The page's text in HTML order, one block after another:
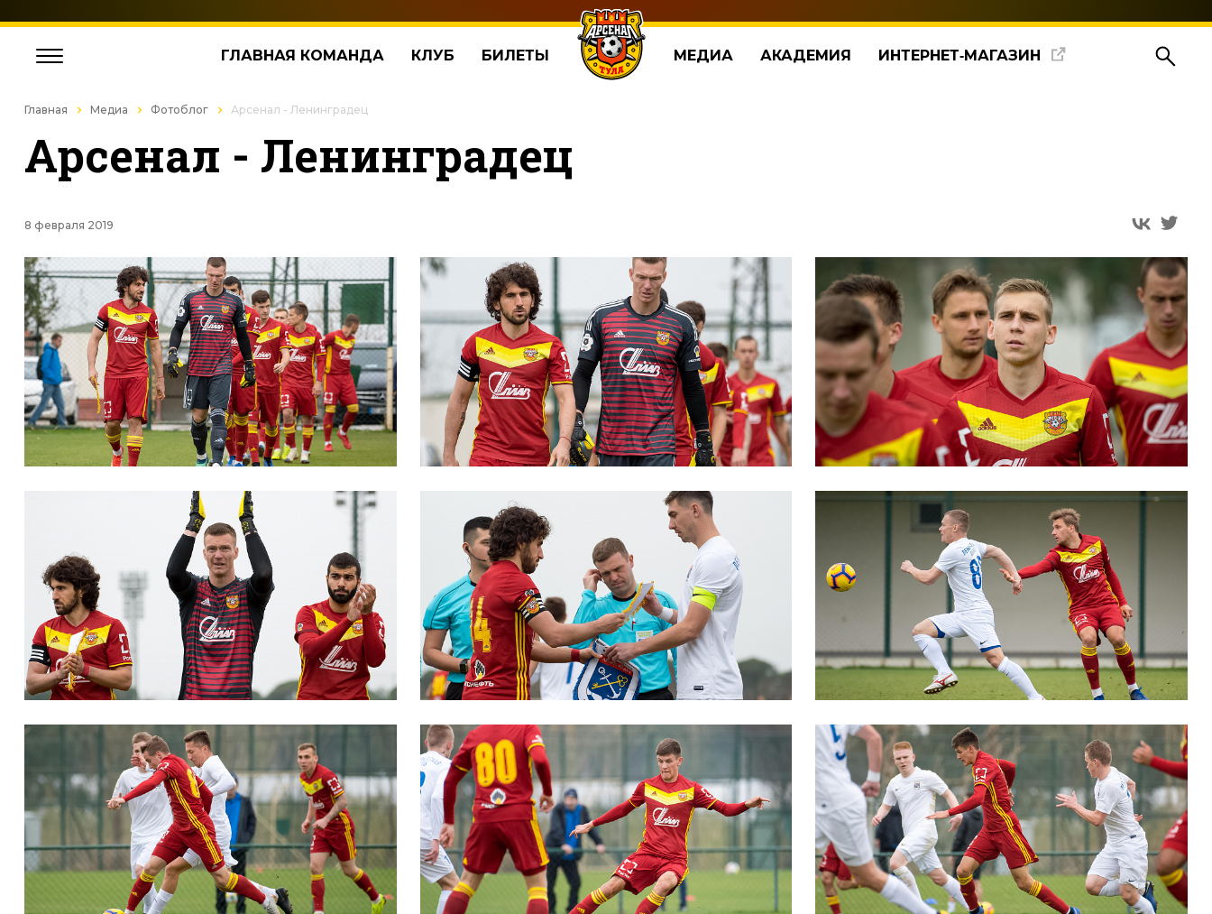
ГЛАВНАЯ КОМАНДА КЛУБ БИЛЕТЫ МЕДИА АКАДЕМИЯ ИНТЕРНЕТ‑МАГАЗИН
Главная Медиа Фотоблог Арсенал - Ленинградец
Арсенал - Ленинградец
8 февраля 2019